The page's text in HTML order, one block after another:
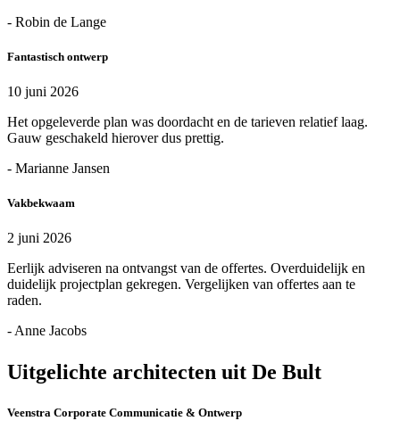
- Robin de Lange
Fantastisch ontwerp
10 juni 2026
Het opgeleverde plan was doordacht en de tarieven relatief laag.
Gauw geschakeld hierover dus prettig.
- Marianne Jansen
Vakbekwaam
2 juni 2026
Eerlijk adviseren na ontvangst van de offertes. Overduidelijk en
duidelijk projectplan gekregen. Vergelijken van offertes aan te
raden.
- Anne Jacobs
Uitgelichte architecten uit De Bult
Veenstra Corporate Communicatie & Ontwerp